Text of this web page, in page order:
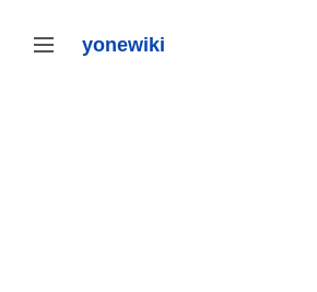
テ
サイドバーの切り替え yonewiki